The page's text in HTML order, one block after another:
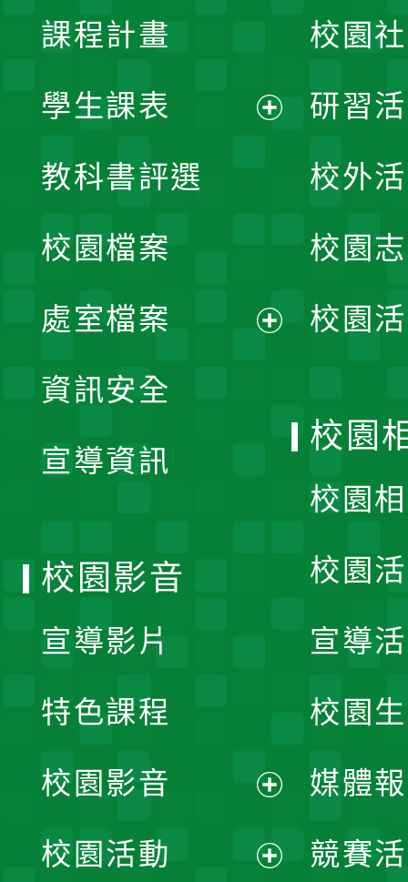
課程計畫
學生課表
單
教科書評選
校園檔案
處室檔案
資訊安全
宣導資訊
校園
研習
校外
校園
校園
校園
校園
校園
宣導
校園
媒體
競賽
校園影音
宣導影片
特色課程
校園影音
校園活動